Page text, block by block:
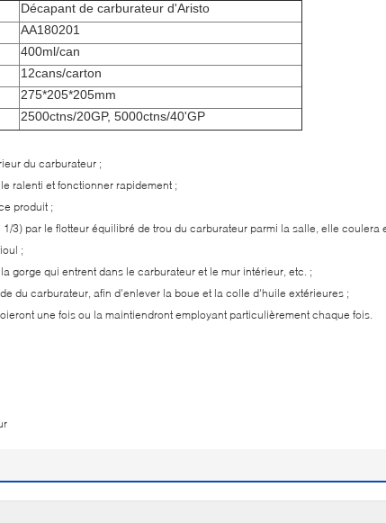
Décapant de carburateur d'Aristo
AA180201
400ml/can
12cans/carton
275*205*205mm
2500ctns/20GP, 5000ctns/40'GP
du carburateur ;
ralenti et fonctionner rapidement ;
produit ;
3) par le flotteur équilibré de trou du carburateur parmi la salle, elle coulera
;
gorge qui entrent dans le carburateur et le mur intérieur, etc. ;
du carburateur, afin d'enlever la boue et la colle d'huile extérieures ;
une fois ou la maintiendront employant particulièrement chaque fois.